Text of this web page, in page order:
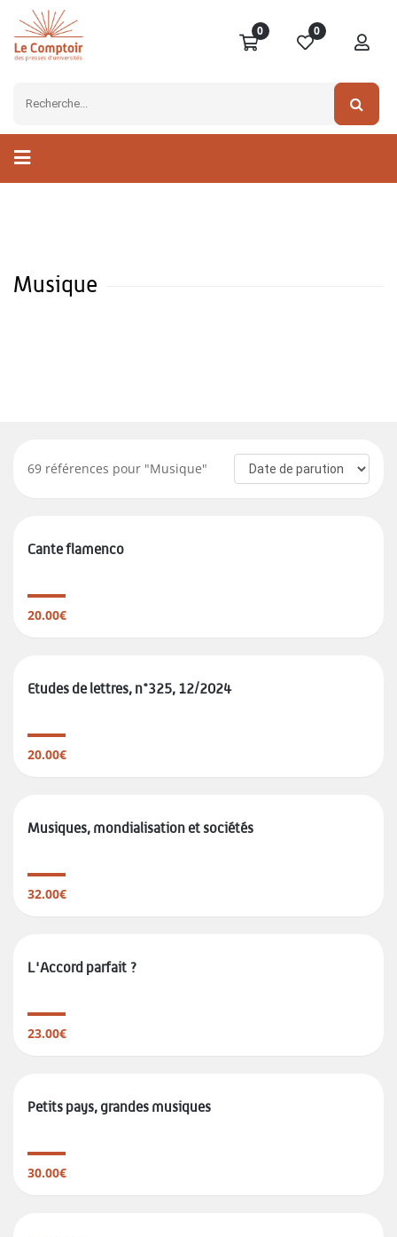
0 0
Musique
69 références pour "Musique"
Cante flamenco
20.00€
Etudes de lettres, n°325, 12/2024
20.00€
Musiques, mondialisation et sociétés
32.00€
L'Accord parfait ?
23.00€
Petits pays, grandes musiques
30.00€